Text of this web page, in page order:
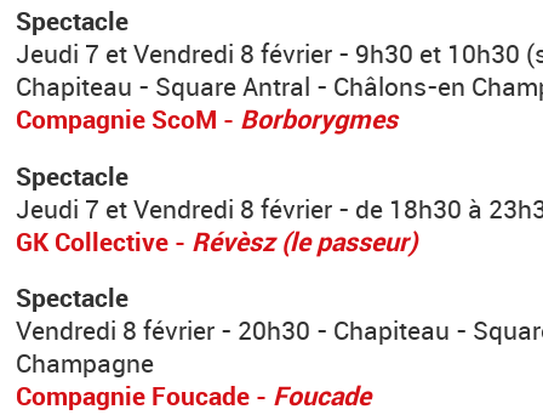
Spectacle
Jeudi 7 et Vendredi 8 février - 9h30 et 10h30
Chapiteau - Square Antral - Châlons-en
Compagnie ScoM - Borborygmes
Spectacle
Jeudi 7 et Vendredi 8 février - de 18h30 à
GK Collective - Révèsz (le passeur)
Spectacle
Vendredi 8 février - 20h30 - Chapiteau -
Champagne
Compagnie Foucade - Foucade